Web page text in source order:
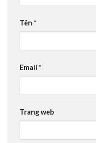
Tên *
Email *
Trang web